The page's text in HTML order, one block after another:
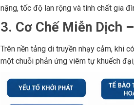
nặng, tốc độ lan rộng và tính chất gia
3. Cơ Chế Miễn Dịch
Trên nền tảng di truyền nhạy cảm, khi
một chuỗi phản ứng viêm tự khuếch